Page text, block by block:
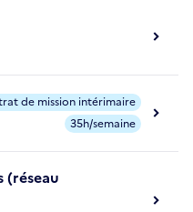
de mission intérimaire
35h/semaine